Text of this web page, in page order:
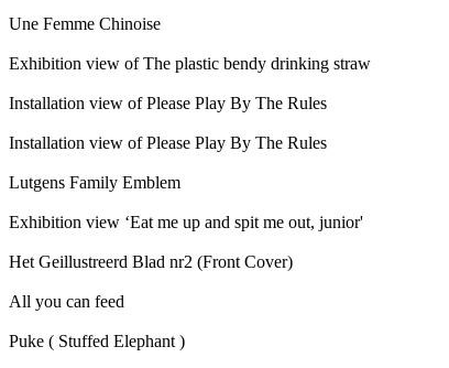
Une Femme Chinoise
Exhibition view of The plastic bendy drinking straw
Installation view of Please Play By The Rules
Installation view of Please Play By The Rules
Lutgens Family Emblem
Exhibition view ‘Eat me up and spit me out, junior'
Het Geillustreerd Blad nr2 (Front Cover)
All you can feed
Puke ( Stuffed Elephant )